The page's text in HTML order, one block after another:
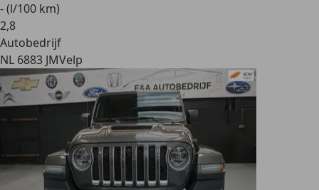
- (l/100 km)
2,8
Autobedrijf
NL 6883 JMVelp